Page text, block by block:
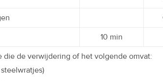
10 min
de verwijdering of het volgende omvat: